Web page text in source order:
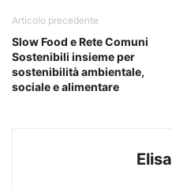
Articolo precedente
Slow Food e Rete Comuni
Sostenibili insieme per
sostenibilità ambientale,
sociale e alimentare